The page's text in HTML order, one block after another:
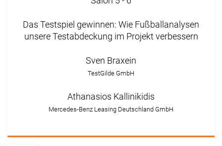
Das Testspiel gewinnen: Wie Fußballanalysen
unsere Testabdeckung im Projekt verbessern
Sven Braxein
TestGilde GmbH
Athanasios Kallinikidis
Mercedes-Benz Leasing Deutschland GmbH